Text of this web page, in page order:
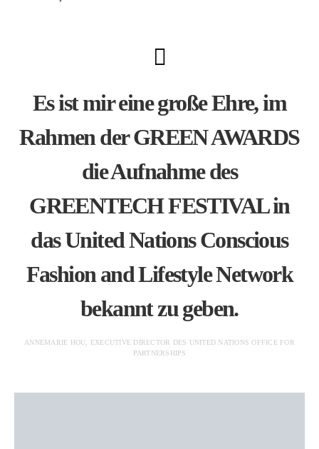
Es ist mir eine große Ehre, im
Rahmen der GREEN AWARDS
die Aufnahme des
GREENTECH FESTIVAL in
das United Nations Conscious
Fashion and Lifestyle Network
bekannt zu geben.
ANNEMARIE HOU, EXECUTIVE DIRECTOR DES UNITED NATIONS OFFICE FOR
PARTNERSHIPS